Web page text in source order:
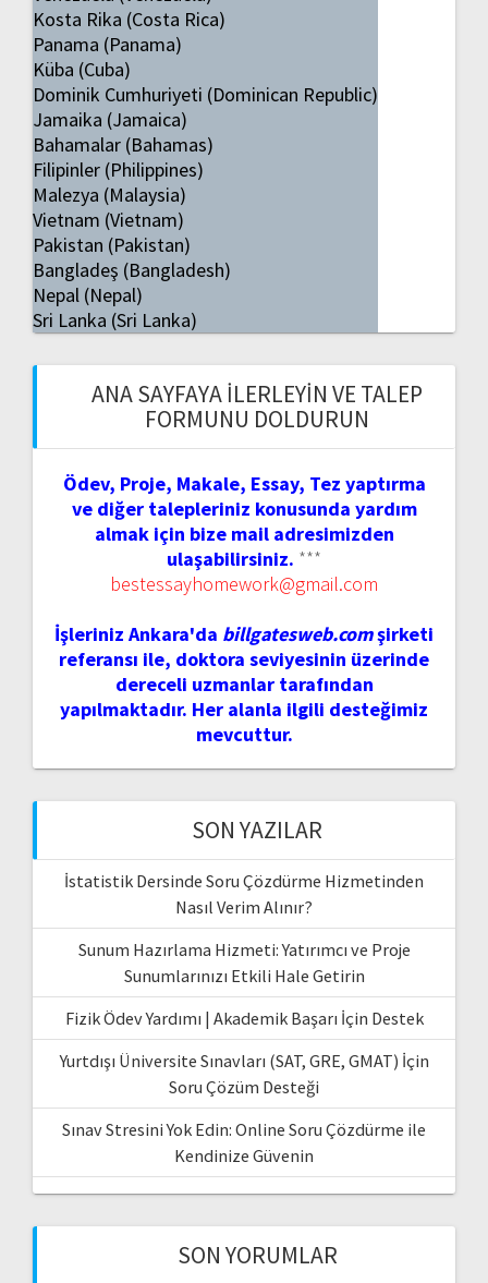
Kosta Rika (Costa Rica)
Panama (Panama)
Küba (Cuba)
Dominik Cumhuriyeti (Dominican Republic)
Jamaika (Jamaica)
Bahamalar (Bahamas)
Filipinler (Philippines)
Malezya (Malaysia)
Vietnam (Vietnam)
Pakistan (Pakistan)
Bangladeş (Bangladesh)
Nepal (Nepal)
Sri Lanka (Sri Lanka)
ANA SAYFAYA İLERLEYIN VE TALEP
FORMUNU DOLDURUN
Ödev, Proje, Makale, Essay, Tez yaptırma
ve diğer talepleriniz konusunda yardım
almak için bize mail adresimizden
ulaşabilirsiniz. ***
bestessayhomework@gmail.com
İşleriniz Ankara'da billgatesweb.comşirketi
referansı ile, doktora seviyesinin üzerinde
dereceli uzmanlar tarafından
yapılmaktadır. Her alanla ilgili desteğimiz
mevcuttur.
SON YAZILAR
İstatistik Dersinde Soru Çözdürme Hizmetinden
Nasıl Verim Alınır?
Sunum Hazırlama Hizmeti: Yatırımcı ve Proje
Sunumlarınızı Etkili Hale Getirin
Fizik Ödev Yardımı | Akademik Başarı İçin Destek
Yurtdışı Üniversite Sınavları (SAT, GRE, GMAT) İçin
Soru Çözüm Desteği
Sınav Stresini Yok Edin: Online Soru Çözdürme ile
Kendinize Güvenin
SON YORUMLAR